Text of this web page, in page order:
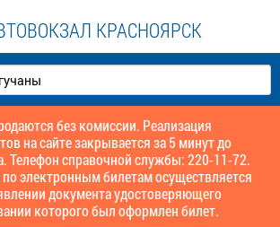
КРАСНОЯРСК
без комиссии. Реализация
на сайте закрывается за 5 минут до
Телефон справочной службы: 220-11-72.
по электронным билетам осуществляется
документа удостоверяющего
которого был оформлен билет.